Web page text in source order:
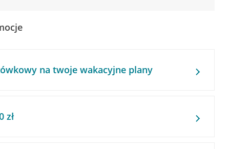
na twoje wakacyjne plany
zł